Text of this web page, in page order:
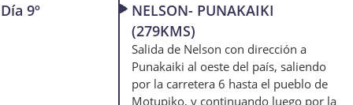
Día 9º
NELSON- PUNAKAIKI
(279KMS)
Salida de Nelson con dirección a
Punakaiki al oeste del país, saliendo
por la carretera 6 hasta el pueblo de
Motupiko, y continuando luego por la